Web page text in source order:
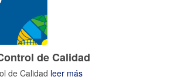
de Calidad
de Calidad leer más